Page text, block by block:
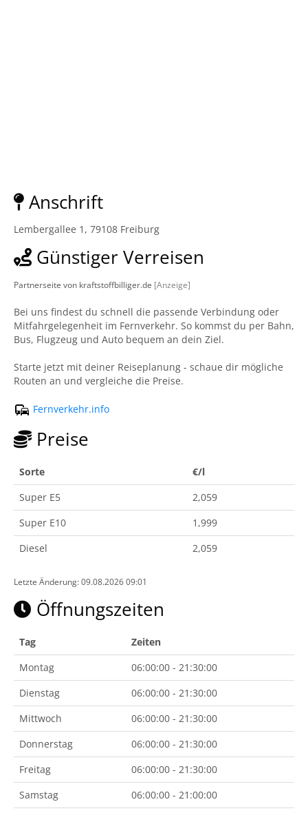
Anschrift
Lembergallee 1, 79108 Freiburg
Günstiger Verreisen
Partnerseite von kraftstoffbilliger.de [Anzeige]
Bei uns findest du schnell die passende Verbindung oder
Mitfahrgelegenheit im Fernverkehr. So kommst du per Bahn,
Bus, Flugzeug und Auto bequem an dein Ziel.
Starte jetzt mit deiner Reiseplanung - schaue dir mögliche
Routen an und vergleiche die Preise.
Fernverkehr.info
Preise
Sorte
€/l
Super E5
2,059
Super E10
1,999
Diesel
2,059
Letzte Änderung: 09.08.2026 09:01
Öffnungszeiten
Tag
Zeiten
Montag
06:00:00 - 21:30:00
Dienstag
06:00:00 - 21:30:00
Mittwoch
06:00:00 - 21:30:00
Donnerstag
06:00:00 - 21:30:00
Freitag
06:00:00 - 21:30:00
Samstag
06:00:00 - 21:00:00